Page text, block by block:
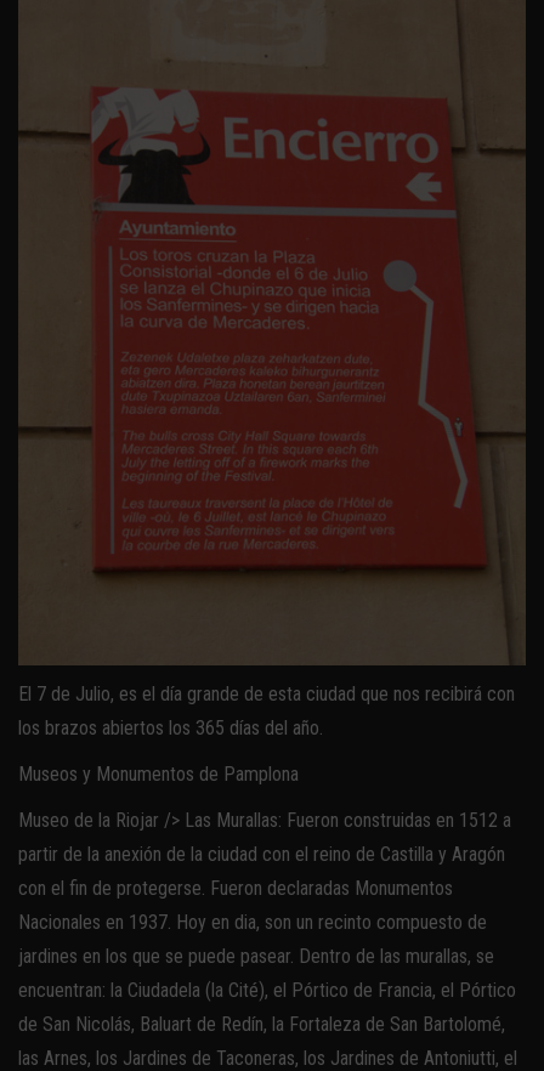
El 7 de Julio, es el día grande de esta ciudad que nos recibirá con
los brazos abiertos los 365 días del año.
Museos y Monumentos de Pamplona
Museo de la Riojar /> Las Murallas: Fueron construidas en 1512 a
partir de la anexión de la ciudad con el reino de Castilla y Aragón
con el fin de protegerse. Fueron declaradas Monumentos
Nacionales en 1937. Hoy en dia, son un recinto compuesto de
jardines en los que se puede pasear. Dentro de las murallas, se
encuentran: la Ciudadela (la Cité), el Pórtico de Francia, el Pórtico
de San Nicolás, Baluart de Redín, la Fortaleza de San Bartolomé,
las Arnes, los Jardines de Taconeras, los Jardines de Antoniutti, el